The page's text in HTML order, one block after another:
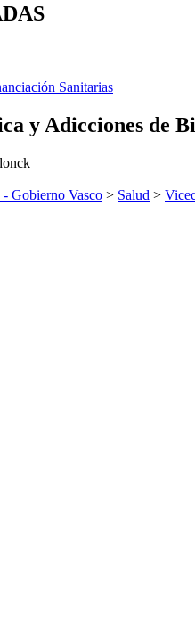
Sanitarias
y Adicciones de
Gobierno Vasco > Salud >